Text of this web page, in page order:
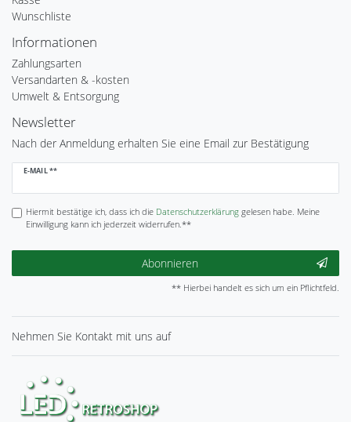
Wunschliste
Informationen
Zahlungsarten
Versandarten & -kosten
Umwelt & Entsorgung
Newsletter
Nach der Anmeldung erhalten Sie eine Email zur Bestätigung
E-MAIL **
Newsletter
Hiermit bestätige ich, dass ich die Daten­schutz­erklärunggelesen habe. Meine
Einwilligung kann ich jederzeit widerrufen.**
Abonnieren
** Hierbei handelt es sich um ein Pflichtfeld.
Nehmen Sie Kontakt mit uns auf